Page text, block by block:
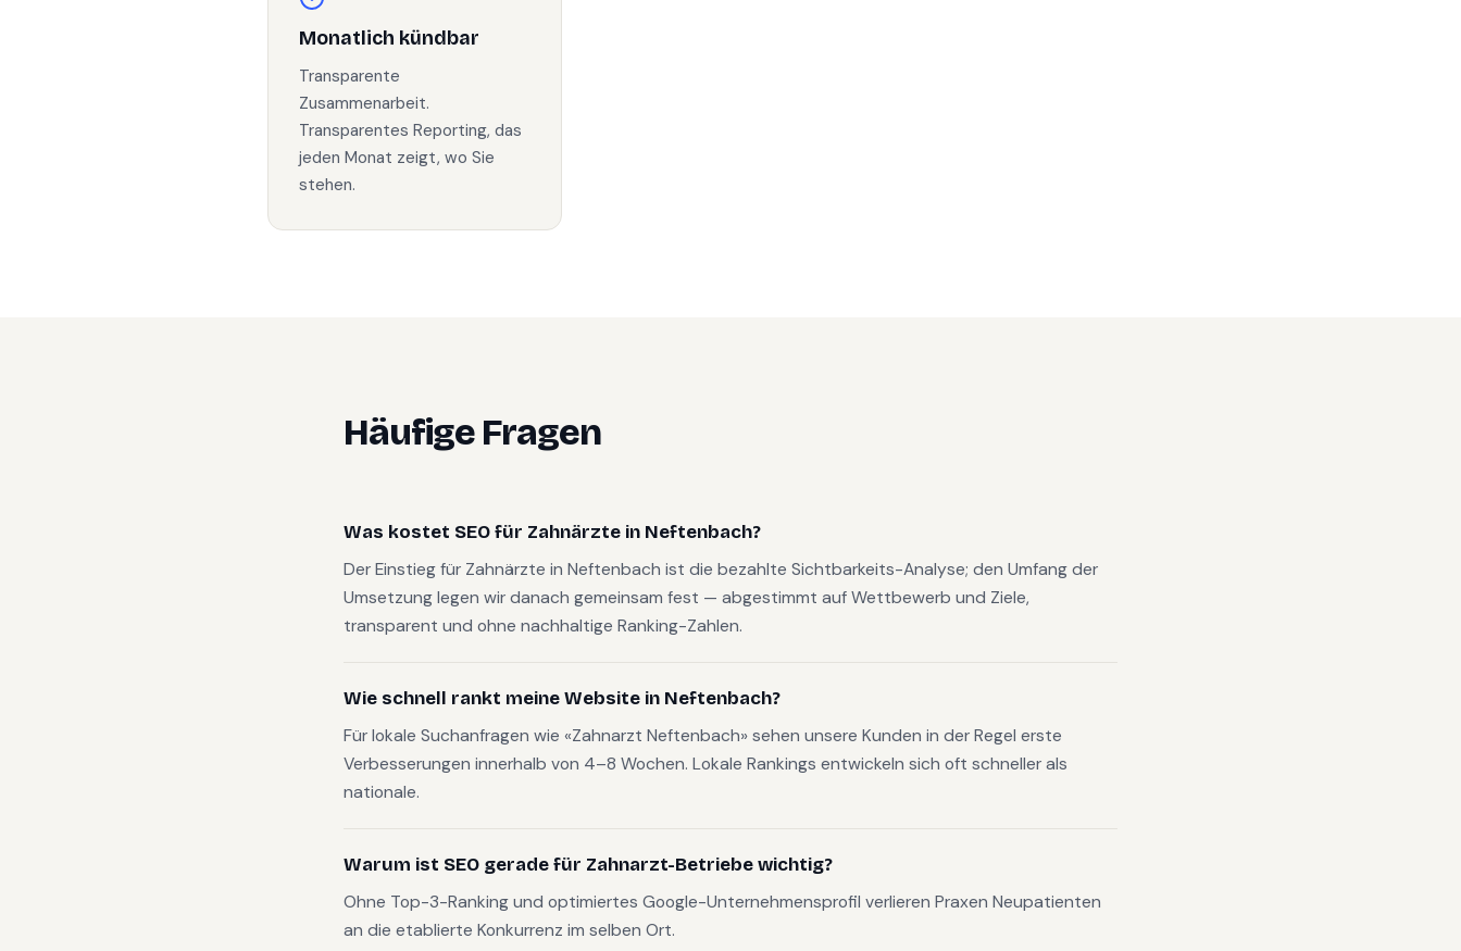
Monatlich kündbar
Transparente
Zusammenarbeit.
Transparentes Reporting, das
jeden Monat zeigt, wo Sie
stehen.
Häufige Fragen
Was kostet SEO für Zahnärzte in Neftenbach?
Der Einstieg für Zahnärzte in Neftenbach ist die bezahlte Sichtbarkeits-Analyse; den Umfang der
Umsetzung legen wir danach gemeinsam fest — abgestimmt auf Wettbewerb und Ziele,
transparent und ohne nachhaltige Ranking-Zahlen.
Wie schnell rankt meine Website in Neftenbach?
Für lokale Suchanfragen wie «Zahnarzt Neftenbach» sehen unsere Kunden in der Regel erste
Verbesserungen innerhalb von 4–8 Wochen. Lokale Rankings entwickeln sich oft schneller als
nationale.
Warum ist SEO gerade für Zahnarzt-Betriebe wichtig?
Ohne Top-3-Ranking und optimiertes Google-Unternehmensprofil verlieren Praxen Neupatienten
an die etablierte Konkurrenz im selben Ort.